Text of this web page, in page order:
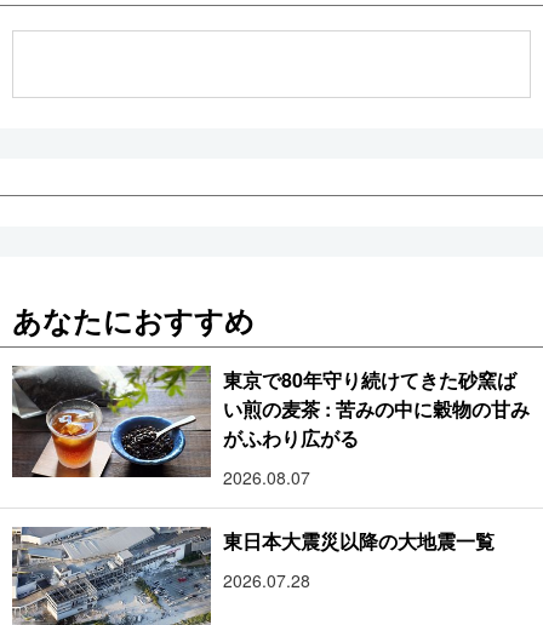
公式SNS
あなたにおすすめ
東京で80年守り続けてきた砂窯ば
い煎の麦茶 : 苦みの中に穀物の甘み
がふわり広がる
2026.08.07
東日本大震災以降の大地震一覧
2026.07.28